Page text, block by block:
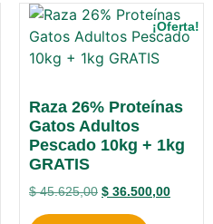
¡Oferta!
Raza 26% Proteínas
Gatos Adultos
Pescado 10kg + 1kg
GRATIS
$45.625,00 $ 36.500,00